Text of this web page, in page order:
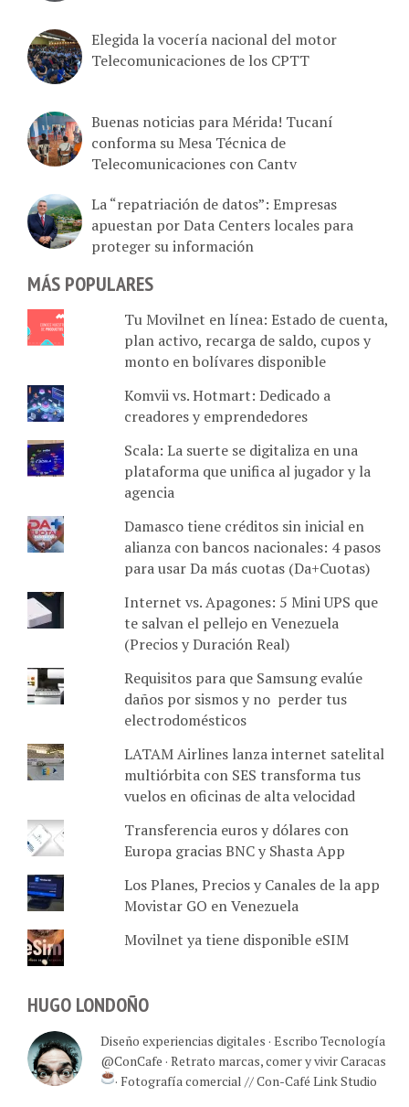
Elegida la vocería nacional del motor
Telecomunicaciones de los CPTT
Buenas noticias para Mérida! Tucaní
conforma su Mesa Técnica de
Telecomunicaciones con Cantv
La “repatriación de datos”: Empresas
apuestan por Data Centers locales para
proteger su información
MÁS POPULARES
Tu Movilnet en línea: Estado de cuenta,
plan activo, recarga de saldo, cupos y
monto en bolívares disponible
Komvii vs. Hotmart: Dedicado a
creadores y emprendedores
Scala: La suerte se digitaliza en una
plataforma que unifica al jugador y la
agencia
Damasco tiene créditos sin inicial en
alianza con bancos nacionales: 4 pasos
para usar Da más cuotas (Da+Cuotas)
Internet vs. Apagones: 5 Mini UPS que
te salvan el pellejo en Venezuela
(Precios y Duración Real)
Requisitos para que Samsung evalúe
daños por sismos y no perder tus
electrodomésticos
LATAM Airlines lanza internet satelital
multiórbita con SES transforma tus
vuelos en oficinas de alta velocidad
Transferencia euros y dólares con
Europa gracias BNC y Shasta App
Los Planes, Precios y Canales de la app
Movistar GO en Venezuela
Movilnet ya tiene disponible eSIM
HUGO LONDOÑO
Diseño experiencias digitales · Escribo Tecnología
@ConCafe · Retrato marcas, comer y vivir Caracas
· Fotografía comercial // Con-Café Link Studio